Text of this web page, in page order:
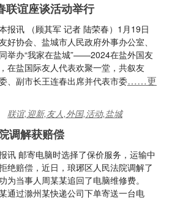
联谊座谈活动举行
报讯 （顾其军 记者 陆荣春）1月19日
好协会、盐城市人民政府外事办公室、
举办“我家在盐城”——2024在盐外国友
在盐国际友人代表欢聚一堂，共叙友
、副市长王连春出席并代表市委……更
联谊,迎新,友人,外国,活动,盐城
调解获赔偿
讯 邮寄电脑时选择了保价服务，运输中
绝赔偿，近日，琅琊区人民法院调解了
为当事人周某某追回了电脑维修费。
通过滁州某快递公司下单寄送一台电